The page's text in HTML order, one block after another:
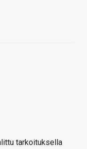
tarkoituksella